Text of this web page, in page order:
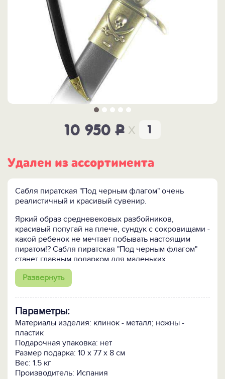
10 950P x
Удален из ассортимента
Сабля пиратская "Под черным флагом" очень
реалистичный и красивый сувенир.
Яркий образ средневековых разбойников,
красивый попугай на плече, сундук с сокровищами -
какой ребенок не мечтает побывать настоящим
пиратом!? Сабля пиратская "Под черным флагом"
станет главным подарком для маленьких
мечтателей. Настоящий костюм и неотъемлемые
спутники любого пирата сабля и пистоль "Капитана
Джека Воробья" помогут отправиться в
захватывающее путешествие на корабле в поисках
золота.
Развернуть
Параметры:
Материалы изделия: клинок - металл; ножны -
пластик
Подарочная упаковка: нет
Размер подарка: 10 x 77 x 8 см
Вес: 1.5 кг
Производитель: Испания